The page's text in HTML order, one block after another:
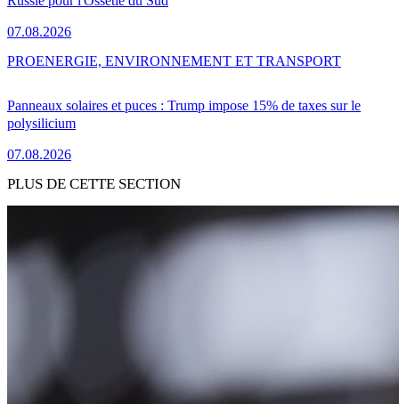
07.08.2026
Panneaux solaires et puces : Trump impose 15% de taxes sur le
polysilicium
07.08.2026
PROENERGIE, ENVIRONNEMENT ET TRANSPORT
PLUS DE CETTE SECTION